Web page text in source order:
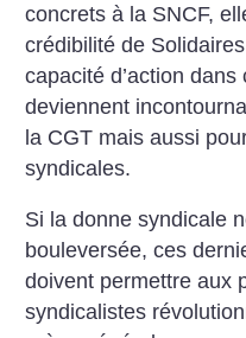
concrets à la SNCF,
crédibilité de
capacité d’action
deviennent
la CGT mais aussi
syndicales.
Si la donne syndicale
bouleversée, ces
doivent permettre aux
syndicalistes